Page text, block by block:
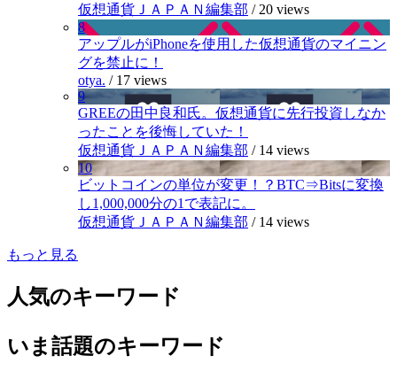
仮想通貨ＪＡＰＡＮ編集部 / 20 views
8
アップルがiPhoneを使用した仮想通貨のマイニン
グを禁止に！
otya. / 17 views
9
GREEの田中良和氏。仮想通貨に先行投資しなか
ったことを後悔していた！
仮想通貨ＪＡＰＡＮ編集部 / 14 views
10
ビットコインの単位が変更！？BTC⇒Bitsに変換
し1,000,000分の1で表記に。
仮想通貨ＪＡＰＡＮ編集部 / 14 views
もっと見る
人気のキーワード
いま話題のキーワード